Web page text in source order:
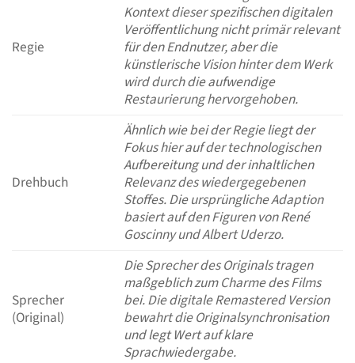
Regie
Kontext dieser spezifischen digitalen
Veröffentlichung nicht primär relevant
für den Endnutzer, aber die
künstlerische Vision hinter dem Werk
wird durch die aufwendige
Restaurierung hervorgehoben.
Drehbuch
Ähnlich wie bei der Regie liegt der
Fokus hier auf der technologischen
Aufbereitung und der inhaltlichen
Relevanz des wiedergegebenen
Stoffes. Die ursprüngliche Adaption
basiert auf den Figuren von René
Goscinny und Albert Uderzo.
Sprecher
(Original)
Die Sprecher des Originals tragen
maßgeblich zum Charme des Films
bei. Die digitale Remastered Version
bewahrt die Originalsynchronisation
und legt Wert auf klare
Sprachwiedergabe.